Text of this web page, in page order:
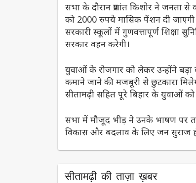
सभा के दौरान प्रशांत किशोर ने जनता
को 2000 रुपये मासिक पेंशन दी
सरकारी स्कूलों में गुणवत्तापूर्ण शिक्षा
सरकार वहन करेगी।
युवाओं के रोजगार को लेकर उन्होंने
कमाने जाने की मजबूरी से छुटकारा
सीतामढ़ी सहित पूरे बिहार के युवाओं
सभा में मौजूद भीड़ ने उनके भाषण पर
विकास और बदलाव के लिए जन सुराज
सीतामढ़ी की ताज़ा ख़बर